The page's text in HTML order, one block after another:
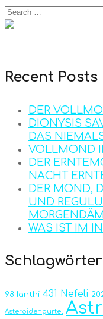
Recent Posts
DER
DIONYSIS
DAS
VOLLMOND
DER
NACHT
DER MOND,
UND
WAS IST IM
Schlagwörter
98 Ianthi 431 Nefeli
Asteroidengürtel